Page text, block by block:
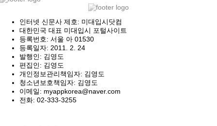
인터넷 신문사 제호: 미대입시닷컴
대한민국 대표 미대입시 포털사이트
등록번호: 서울 아 01530
등록일자: 2011. 2. 24
발행인: 김영도
편집인: 김영도
개인정보관리책임자: 김영도
청소년보호책임자: 김영도
이메일: myappkorea@naver.com
전화: 02-333-3255